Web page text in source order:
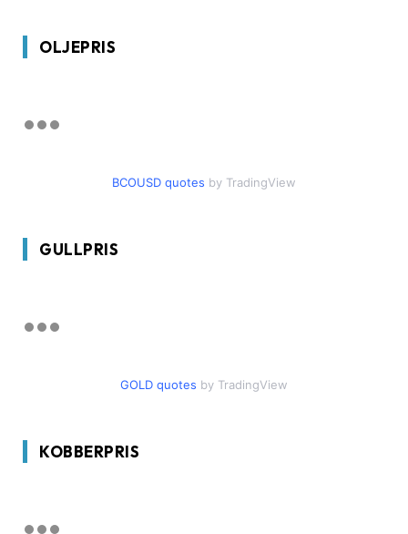
OLJEPRIS
BCOUSD quotes by TradingView
GULLPRIS
GOLD quotes by TradingView
KOBBERPRIS